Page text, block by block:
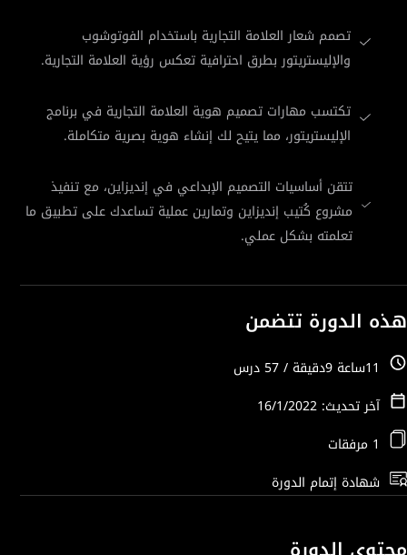
تصمم شعار العلامة التجارية باستخدام الفوتوشوب
والإليستريتور بطرق احترافية تعكس رؤية العلامة التجارية.
تكتسب مهارات تصميم هوية العلامة التجارية في برنامج
الإليستريتور، مما يتيح لك إنشاء هوية بصرية متكاملة.
تتقن أساسيات التصميم الإبداعي في إنديزاين، مع تنفيذ
مشروع كُتيب إنديزاين وتمارين عملية تساعدك على تطبيق ما
تعلمته بشكل عملي.
هذه الدورة تتضمن
آخر تحديث: 16/1/2022
شهادة إتمام الدورة